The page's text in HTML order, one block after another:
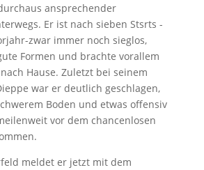
ansprechender
Er ist nach sieben Stsrts -
zwar immer noch sieglos,
Formen und brachte vorallem
Hause. Zuletzt bei seinem
war er deutlich geschlagen,
Boden und etwas offensiv
vor dem chancenlosen
meldet er jetzt mit dem